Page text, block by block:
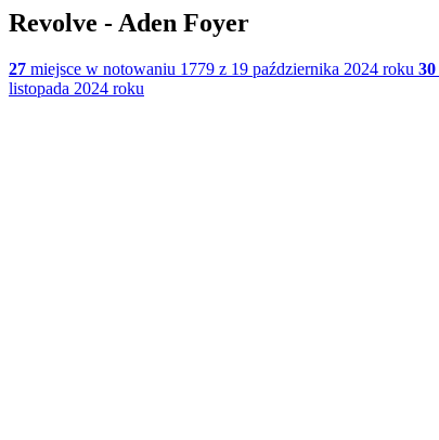
Revolve - Aden Foyer
27 miejsce w notowaniu 1779 z 19 października 2024 roku 30
listopada 2024 roku